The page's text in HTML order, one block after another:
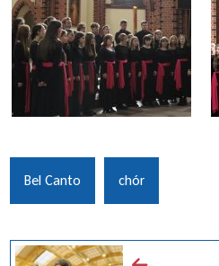
Bel Canto chór